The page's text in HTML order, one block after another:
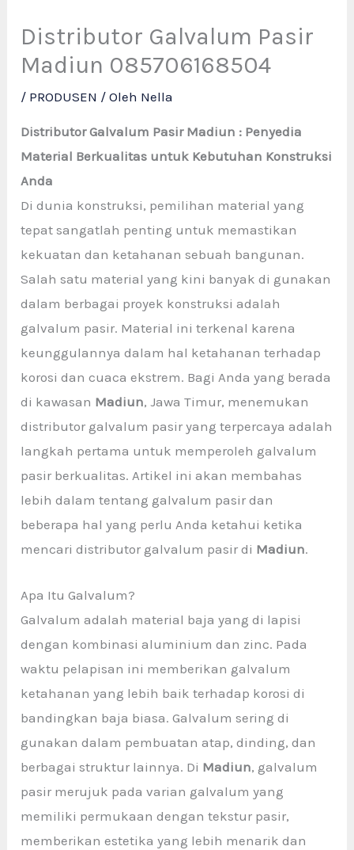
Distributor Galvalum Pasir
Madiun 085706168504
/ PRODUSEN / Oleh Nella
Distributor Galvalum Pasir Madiun : Penyedia
Material Berkualitas untuk Kebutuhan Konstruksi
Anda
Di dunia konstruksi, pemilihan material yang
tepat sangatlah penting untuk memastikan
kekuatan dan ketahanan sebuah bangunan.
Salah satu material yang kini banyak di gunakan
dalam berbagai proyek konstruksi adalah
galvalum pasir. Material ini terkenal karena
keunggulannya dalam hal ketahanan terhadap
korosi dan cuaca ekstrem. Bagi Anda yang berada
di kawasan Madiun, Jawa Timur, menemukan
distributor galvalum pasir yang terpercaya adalah
langkah pertama untuk memperoleh galvalum
pasir berkualitas. Artikel ini akan membahas
lebih dalam tentang galvalum pasir dan
beberapa hal yang perlu Anda ketahui ketika
mencari distributor galvalum pasir di Madiun.
Apa Itu Galvalum?
Galvalum adalah material baja yang di lapisi
dengan kombinasi aluminium dan zinc. Pada
waktu pelapisan ini memberikan galvalum
ketahanan yang lebih baik terhadap korosi di
bandingkan baja biasa. Galvalum sering di
gunakan dalam pembuatan atap, dinding, dan
berbagai struktur lainnya. Di Madiun, galvalum
pasir merujuk pada varian galvalum yang
memiliki permukaan dengan tekstur pasir,
memberikan estetika yang lebih menarik dan